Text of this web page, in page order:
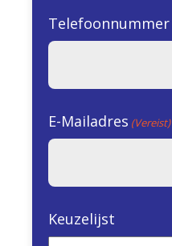
Telefoonnummer
E-Mailadres (Vereist)
Keuzelijst